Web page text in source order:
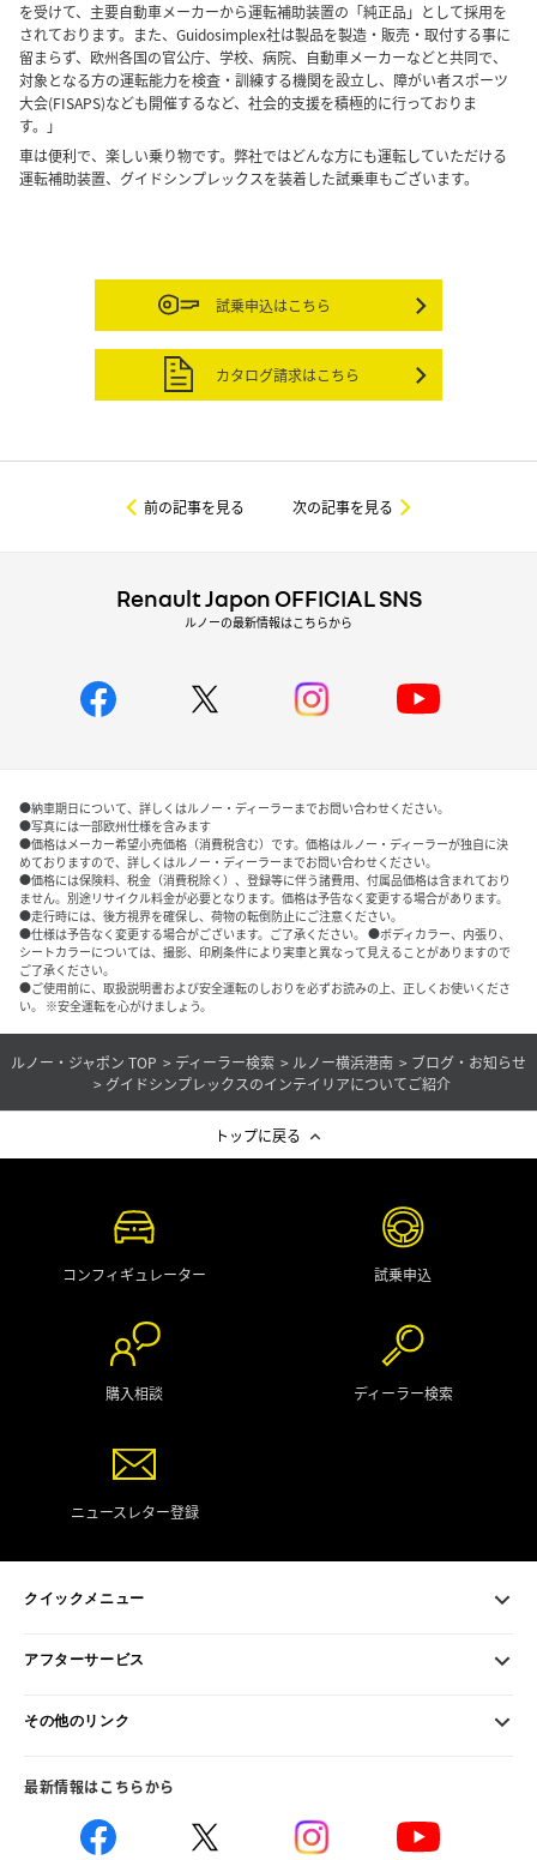
を受けて、主要自動車メーカーから運転補助装置の「純正品」として採用を
されております。また、Guidosimplex社は製品を製造・販売・取付する事に
留まらず、欧州各国の官公庁、学校、病院、自動車メーカーなどと共同で、
対象となる方の運転能力を検査・訓練する機関を設立し、障がい者スポーツ
大会(FISAPS)なども開催するなど、社会的支援を積極的に行っておりま
す。」
車は便利で、楽しい乗り物です。弊社ではどんな方にも運転していただける
運転補助装置、グイドシンプレックスを装着した試乗車もございます。
試乗申込はこちら
カタログ請求はこちら
前の記事を見る 次の記事を見る
Renault Japon OFFICIAL SNS
ルノーの最新情報はこちらから
●納車期日について、詳しくはルノー・ディーラーまでお問い合わせください。
●写真には一部欧州仕様を含みます
●価格はメーカー希望小売価格（消費税含む）です。価格はルノー・ディーラーが独自に決
めておりますので、詳しくはルノー・ディーラーまでお問い合わせください。
●価格には保険料、税金（消費税除く）、登録等に伴う諸費用、付属品価格は含まれており
ません。別途リサイクル料金が必要となります。価格は予告なく変更する場合があります。
●走行時には、後方視界を確保し、荷物の転倒防止にご注意ください。
●仕様は予告なく変更する場合がございます。ご了承ください。 ●ボディカラー、内張り、
シートカラーについては、撮影、印刷条件により実車と異なって見えることがありますので
ご了承ください。
●ご使用前に、取扱説明書および安全運転のしおりを必ずお読みの上、正しくお使いくださ
い。 ※安全運転を心がけましょう。
ルノー・ジャポン TOP ディーラー検索 ルノー横浜港南
ブログ・お知らせ
グイドシンプレックスのインテイリアについてご紹介
トップに戻る
コンフィギュレーター 試乗申込
購入相談 ディーラー検索
ニュースレター登録
クイックメニュー
アフターサービス
その他のリンク
最新情報はこちらから